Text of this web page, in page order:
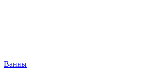
Ванны